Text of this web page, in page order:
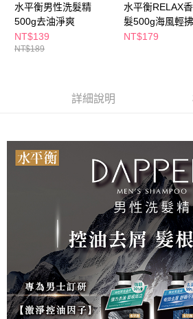
結帳頁面，進行簡訊認證並確認金額後，即可完
２．訂單成立數日內，您將收到繳費通知簡訊。
３．收到繳費通知簡訊後14天內，點擊此簡訊中
ATM／網路銀行／等多元方式進行付款，方視為
※ 交易是否成功請以「AFTEE先享後付 」之結
１．透過由恩沛科技股份有限公司提供之「
易，需依本服務之必要範圍內提供個人資料，
權轉讓予恩沛科技股份有限公司。
２．關於個人資料處理事宜，請瀏覽以下網址：
https://aftee.tw/terms/#terms3
３．未成年的使用者請事先徵得法定代理人或監
「AFTEE先享後付」，若未經同意申辦者引起之
４．使用「AFTEE先享後付」時，將依據個別
時審查核予不同之上限額度；若仍有額度不足之
請求用戶進行身份認證。
５．嚴禁一人註冊多個帳號或使用他人資訊註冊
恩沛科技股份有限公司將有權停止該用戶之使用
付款後全家取貨
每筆NT$65，滿NT$390(含以上)免運費
萊爾富取貨付款
付款後萊爾富取貨
7-11取貨付款
每筆NT$65，滿NT$490(含以上)免運費
每筆NT$65，滿NT$490(含以上)免運費
每筆NT$100，滿NT$790(含以上)免運費
付款後寶雅門市自取(由倉庫統一出貨)
每筆NT$80，滿NT$290(含以上)免運費
水平衡男性洗髮精
500g去油淨爽
NT$139
NT$189
水平衡RELAX
髮500g海風輕
NT$179
詳細說明